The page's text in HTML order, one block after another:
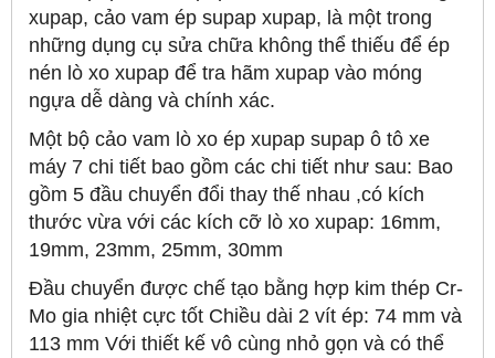
xupap, cảo vam ép supap xupap, là một trong
những dụng cụ sửa chữa không thể thiếu để ép
nén lò xo xupap để tra hãm xupap vào móng
ngựa dễ dàng và chính xác.
Một bộ cảo vam lò xo ép xupap supap ô tô xe
máy 7 chi tiết bao gồm các chi tiết như sau: Bao
gồm 5 đầu chuyển đổi thay thế nhau ,có kích
thước vừa với các kích cỡ lò xo xupap: 16mm,
19mm, 23mm, 25mm, 30mm
Đầu chuyển được chế tạo bằng hợp kim thép Cr-
Mo gia nhiệt cực tốt Chiều dài 2 vít ép: 74 mm và
113 mm Với thiết kế vô cùng nhỏ gọn và có thể